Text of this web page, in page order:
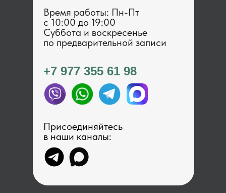
+7 977 355 61 98
Время работы: Пн-Пт
с 1 0:00 до 19:00
Суббота и воскресенье
по предварительной записи
Присоединяйтесь
в наши каналы: